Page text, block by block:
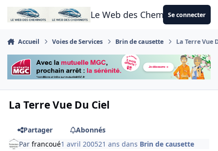
Aller au contenu
Le Web des CheminotsSe connecter
Accueil Voies de Services Brin de causette La Terre Vue
La Terre Vue Du Ciel
Partager
Abonnés
Parfrancoué1 avril 200521 ans dans Brin de causette